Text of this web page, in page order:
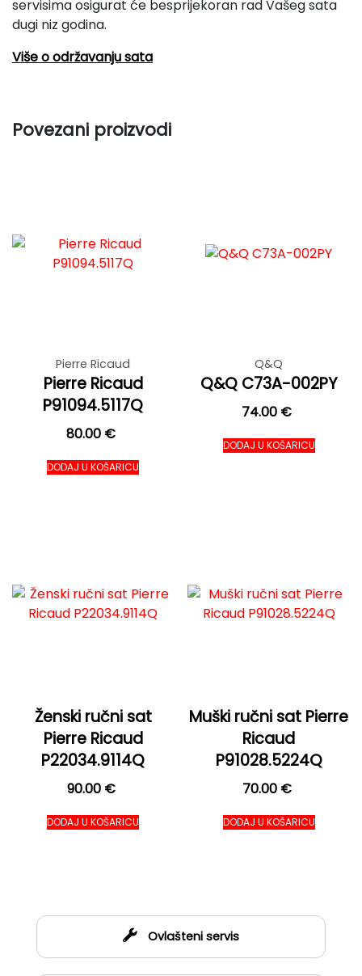
servisima osigurat će besprijekoran rad Vašeg sata
dugi niz godina.
Više o održavanju sata
Povezani proizvodi
Pierre Ricaud
Pierre Ricaud
P91094.5117Q
80.00 €
DODAJ U KOŠARICU
Q&Q
Q&Q C73A-002PY
74.00 €
DODAJ U KOŠARICU
Ženski ručni sat
Pierre Ricaud
P22034.9114Q
90.00 €
DODAJ U KOŠARICU
Muški ručni sat Pierre
Ricaud
P91028.5224Q
70.00 €
DODAJ U KOŠARICU
Ovlašteni servis